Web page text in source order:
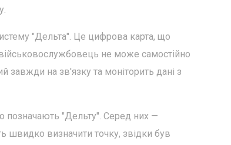
"Дельта". Це цифрова карта, що
не може самостійно
завжди на зв'язку та моніторить дані з
позначають "Дельту". Серед них —
швидко визначити точку, звідки був